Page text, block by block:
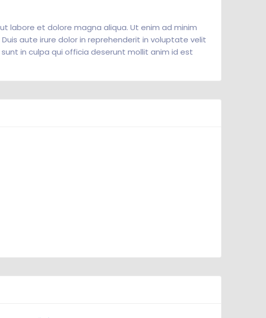
labore et dolore magna aliqua. Ut enim ad minim
aute irure dolor in reprehenderit in voluptate velit
in culpa qui officia deserunt mollit anim id est